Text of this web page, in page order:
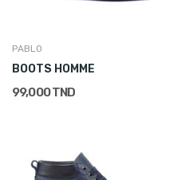
PABLO
BOOTS HOMME
99,000 TND